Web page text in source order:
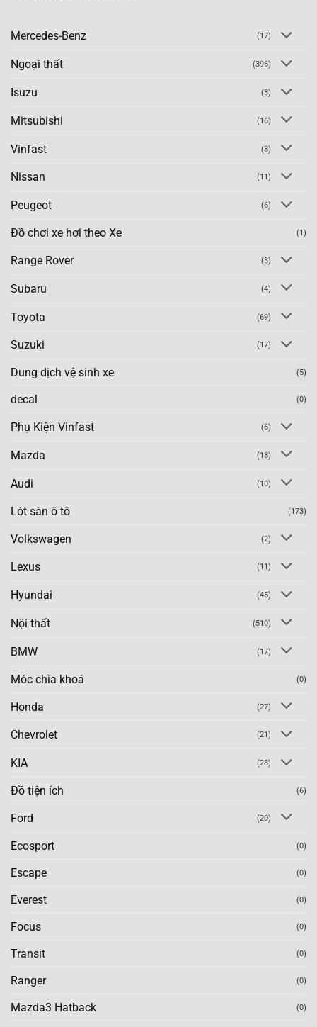
Mercedes-Benz (17)
Ngoại thất (396)
Isuzu (3)
Mitsubishi (16)
Vinfast (8)
Nissan (11)
Peugeot (6)
Đồ chơi xe hơi theo Xe (1)
Range Rover (3)
Subaru (4)
Toyota (69)
Suzuki (17)
Dung dịch vệ sinh xe (5)
decal (0)
Phụ Kiện Vinfast (6)
Mazda (18)
Audi (10)
Lót sàn ô tô (173)
Volkswagen (2)
Lexus (11)
Hyundai (45)
Nội thất (510)
BMW (17)
Móc chìa khoá (0)
Honda (27)
Chevrolet (21)
KIA (28)
Đồ tiện ích (6)
Ford (20)
Ecosport (0)
Escape (0)
Everest (0)
Focus (0)
Transit (0)
Ranger (0)
Mazda3 Hatback (0)